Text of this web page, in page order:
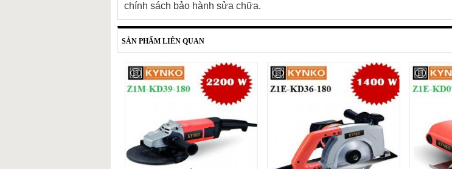
chính sách bảo hành sửa chữa.
SẢN PHẨM LIÊN QUAN